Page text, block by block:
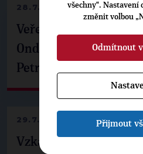
28.7.2026
Veřejné finance, euro
Ondřej Havel jednal s
Petrem Pavlem
29.7.2026
Vzkaz Matěje
všechny“. Nastavení
změnit volbou
Odmítnout
Přijmout